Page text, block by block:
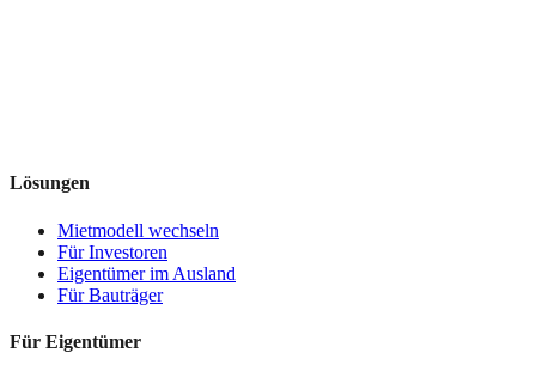
Lösungen
Mietmodell wechseln
Für Investoren
Eigentümer im Ausland
Für Bauträger
Für Eigentümer